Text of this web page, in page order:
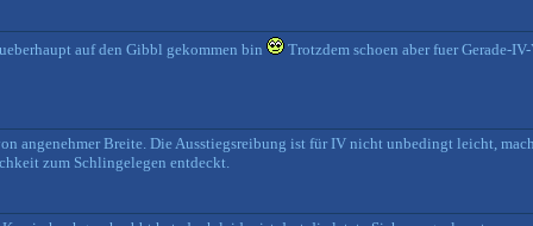
auf den Gibbl gekommen bin Trotzdem schoen aber fuer Gerade-
angenehmer Breite. Die Ausstiegsreibung ist für IV nicht unbedingt leicht,
zum Schlingelegen entdeckt.